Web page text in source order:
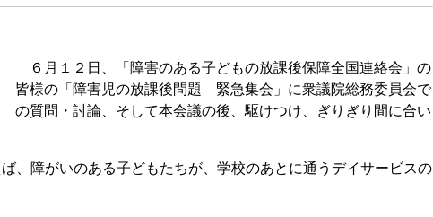
６月１２日、「障害のある子どもの放課後保障全国連絡会」の
皆様の「障害児の放課後問題 緊急集会」に衆議院総務委員会で
の質問・討論、そして本会議の後、駆けつけ、ぎりぎり間に合い
、障がいのある子どもたちが、学校のあとに通うデイサービスの